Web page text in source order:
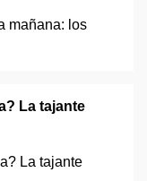
La tajante